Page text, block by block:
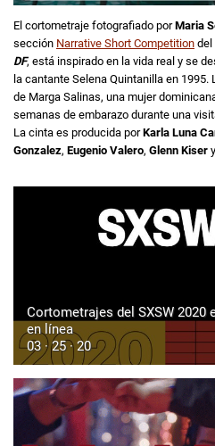
El cortometraje fotografiado porMaria
sección Narrative Short Competition del
DF, está inspirado en la vida real y se
la cantante Selena Quintanilla en
de Marga Salinas, una mujer
semanas de embarazo durante una
La cinta es producida porKarla Luna
Gonzalez, Eugenio Valero, Glenn Kiser y
Cortometrajes del SXSW 2020
en línea
03 · 25 · 20